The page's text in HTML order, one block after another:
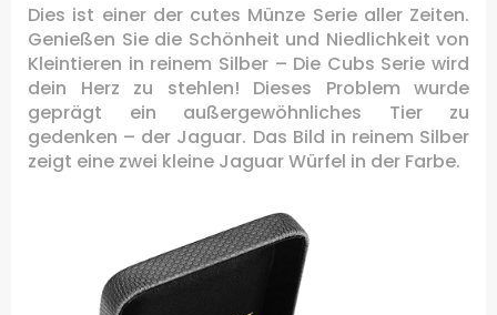
Dies ist einer der cutes Münze Serie aller Zeiten.
Genießen Sie die Schönheit und Niedlichkeit von
Kleintieren in reinem Silber – Die Cubs Serie wird
dein Herz zu stehlen! Dieses Problem wurde
geprägt ein außergewöhnliches Tier zu
gedenken – der Jaguar. Das Bild in reinem Silber
zeigt eine zwei kleine Jaguar Würfel in der Farbe.